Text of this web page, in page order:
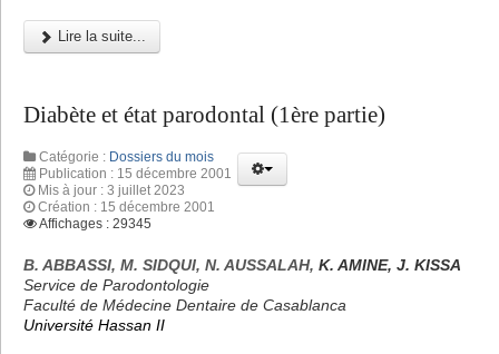
Lire la suite...
Diabète et état parodontal (1ère partie)
Catégorie : Dossiers du mois
Publication : 15 décembre 2001
Mis à jour : 3 juillet 2023
Création : 15 décembre 2001
Affichages : 29345
B. ABBASSI, M. SIDQUI, N. AUSSALAH, K. AMINE, J. KISSA
Service de Parodontologie
Faculté de Médecine Dentaire de Casablanca
Université Hassan II